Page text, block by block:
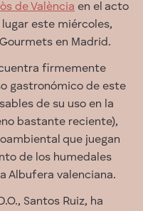
de València en el acto
este miércoles,
en Madrid.
firmemente
gastronómico de este
de su uso en la
bastante reciente),
que juegan
de los humedales
Albufera valenciana.
Santos Ruiz, ha